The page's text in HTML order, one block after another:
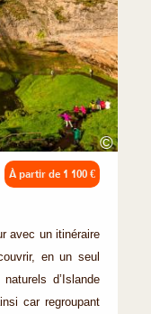
©
À partir de 1 100 €
avec un itinéraire
en un seul
d’Islande
car regroupant